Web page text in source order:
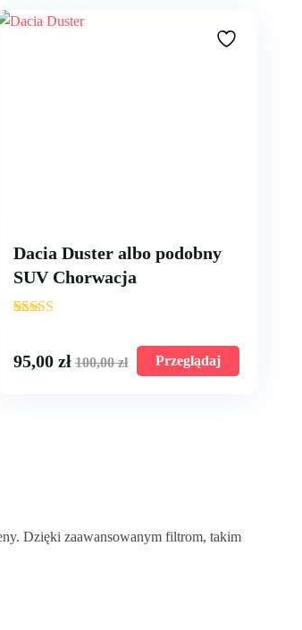
Dacia Duster albo podobny
SUV Chorwacja
'
95,00 zł 100,00zł Przeglądaj
Dzięki zaawansowanym filtrom, takim